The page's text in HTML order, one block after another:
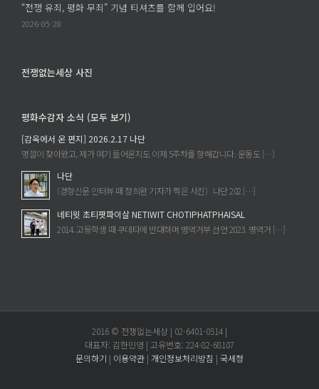
“전쟁 유죄, 평화 무죄” 기념 티셔츠를 함께 입어요!
2026-05-28
전쟁없는세상 사진
평화수감자 소식 (모두 보기)
[감옥에서 온 편지] 2026.2.17 나단
명절이 찾아왔고, 제가 여기 들어온지도 이제 5주차를 향해갑니다. 운동도 […]
나단
(경향신문 인터뷰 때 정희완 기자가 찍은 사진) 나단 202 […]
네티윗 초티팟파이살 NETIWIT CHOTIPHATPHAISAL
2014. 고등학생 때 쿠데타에 반대하며 병역거부 선언 2023. 병역거 […]
2016 © 전쟁없는세상 | 02-6401-0514 |
대표자: 김한민영 | 고유번호: 224-82-68107
문의하기 | 이용약관 | 개인정보처리방침 | 국세청